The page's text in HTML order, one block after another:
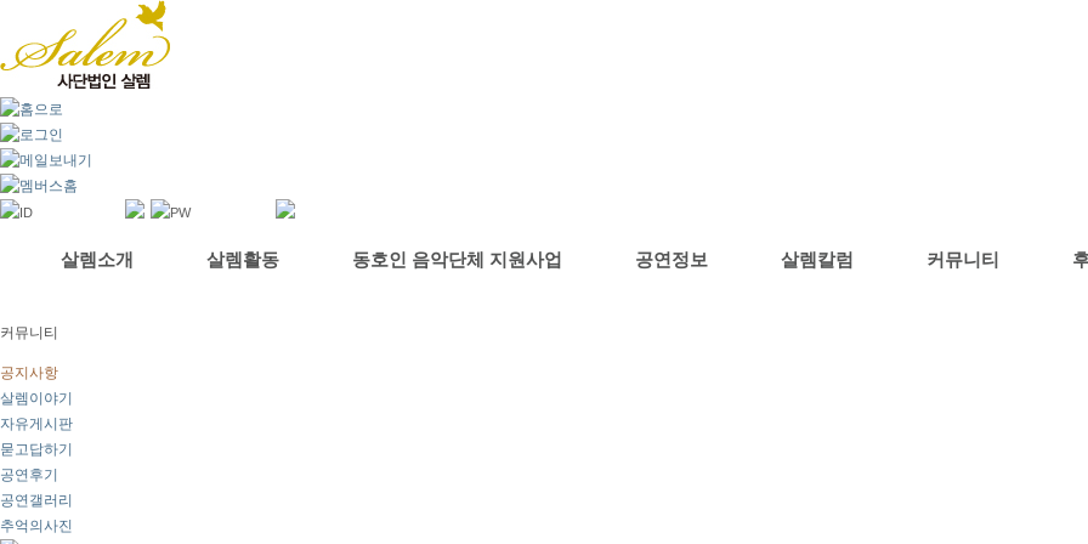
살렘소개 살렘활동 동호인 음악단체 지원사업 공연정보 살렘칼럼 커뮤니티
커뮤니티
공지사항
살렘이야기
자유게시판
묻고답하기
공연후기
공연갤러리
추억의사진